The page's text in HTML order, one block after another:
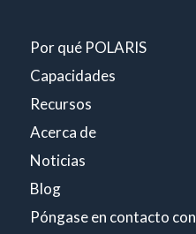
Por qué POLARIS
Capacidades
Recursos
Acerca de
Noticias
Blog
Póngase en contacto con